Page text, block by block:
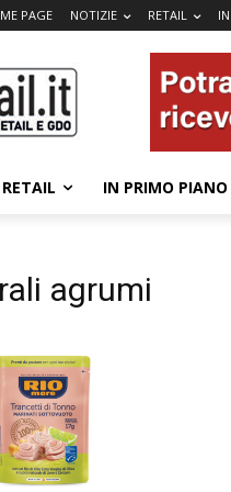
PAGE NOTIZIE RETAIL
RETAIL IN PRIMO PIANO
agrumi